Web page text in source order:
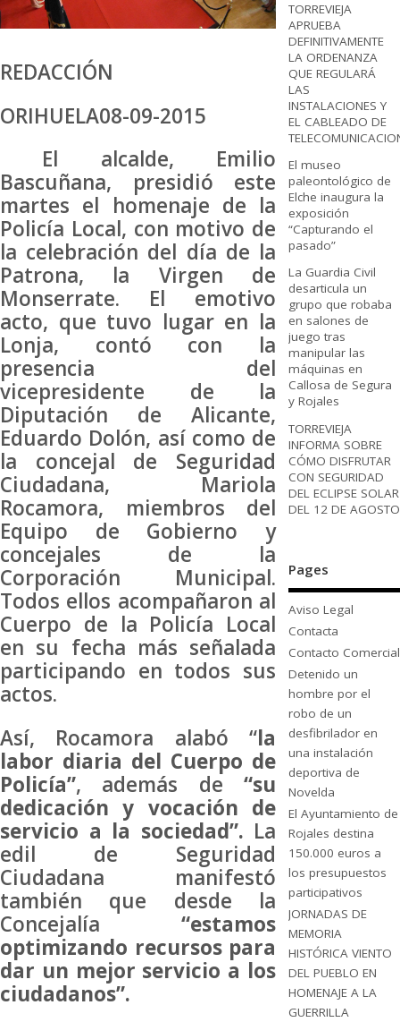
REDACCIÓN
ORIHUELA08-09-2015
El alcalde, Emilio
Bascuñana, presidió este
martes el homenaje de la
Policía Local, con motivo de
la celebración del día de la
Patrona, la Virgen de
Monserrate. El emotivo
acto, que tuvo lugar en la
Lonja, contó con la
presencia del
vicepresidente de la
Diputación de Alicante,
Eduardo Dolón, así como de
la concejal de Seguridad
Ciudadana, Mariola
Rocamora, miembros del
Equipo de Gobierno y
concejales de la
Corporación Municipal.
Todos ellos acompañaron al
Cuerpo de la Policía Local
en su fecha más señalada
participando en todos sus
actos.
Así, Rocamora alabó “la
labor diaria del Cuerpo de
Policía”, además de“su
dedicación y vocación de
servicio a la sociedad”. La
edil de Seguridad
Ciudadana manifestó
también que desde la
Concejalía“estamos
optimizando recursos para
dar un mejor servicio a los
ciudadanos”.
TORREVIEJA
APRUEBA
DEFINITIVAMENTE
LA ORDENANZA
QUE REGULARÁ
LAS
INSTALACIONES Y
EL CABLEADO DE
El museo
paleontológico de
Elche inaugura la
exposición
“Capturando el
pasado”
La Guardia Civil
desarticula un
grupo que robaba
en salones de
juego tras
manipular las
máquinas en
Callosa de Segura
y Rojales
TORREVIEJA
INFORMA SOBRE
CÓMO DISFRUTAR
CON SEGURIDAD
DEL ECLIPSE SOLAR
DEL 12 DE AGOSTO
Pages
Aviso Legal
Contacta
Contacto Comercial
Detenido un
hombre por el
robo de un
desfibrilador en
una instalación
deportiva de
Novelda
El Ayuntamiento de
Rojales destina
150.000 euros a
los presupuestos
participativos
JORNADAS DE
MEMORIA
HISTÓRICA VIENTO
DEL PUEBLO EN
HOMENAJE A LA
GUERRILLA